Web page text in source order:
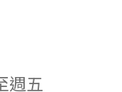
週五